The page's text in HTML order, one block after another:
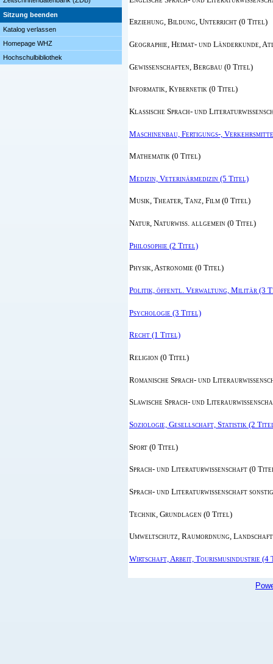
Sitzung beenden
Katalog verlassen
Homepage WHZ
Hochschulbibliothek
Erziehung, Bildung, Unterricht (0 Titel)
Geographie, Heimat- und Länderkunde,
Gewissenschaften, Bergbau (0 Titel)
Informatik, Kybernetik (0 Titel)
Klassische Sprach- und
Maschinenbau, Fertigungs-,
Mathematik (0 Titel)
Medizin, Veterinärmedizin (5 Titel)
Musik, Theater, Tanz, Film (0 Titel)
Natur, Naturwiss. allgemein (0 Titel)
Philosophie (2 Titel)
Physik, Astronomie (0 Titel)
Politik, öffentl. Verwaltung, Militär (3
Psychologie (3 Titel)
Recht (1 Titel)
Religion (0 Titel)
Romanische Sprach- und
Slawische Sprach- und
Soziologie, Gesellschaft, Statistik (2
Sport (0 Titel)
Sprach- und Literaturwissenschaft (0
Sprach- und Literaturwissenschaft
Technik, Grundlagen (0 Titel)
Umweltschutz, Raumordnung,
Wirtschaft, Arbeit, Tourismusindustrie (4